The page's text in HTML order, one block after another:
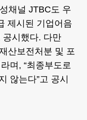
채널 JTBC도 우
제시된 기업어음
공시했다. 다만
산보전처분 및 포
며, “최종부도로
않는다”고 공시